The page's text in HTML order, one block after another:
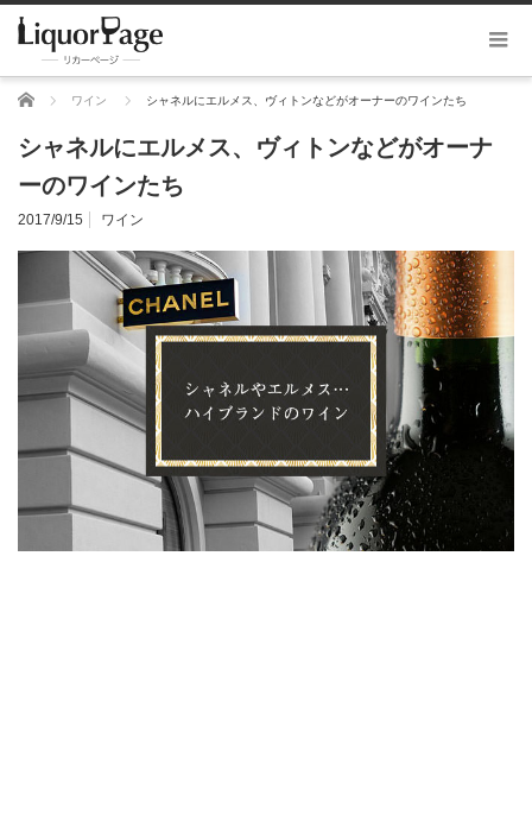
ホーム ワイン シャネルにエルメス、ヴィトンなどがオーナーのワインたち
シャネルにエルメス、ヴィトンなどがオーナ
ーのワインたち
2017/9/15 ワイン